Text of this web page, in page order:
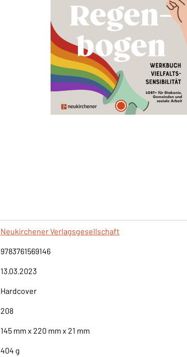
Neukirchener Verlagsgesellschaft
9783761569146
13.03.2023
Hardcover
208
145 mm x 220 mm x 21 mm
404 g